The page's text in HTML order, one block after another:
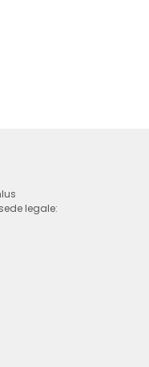
legale: